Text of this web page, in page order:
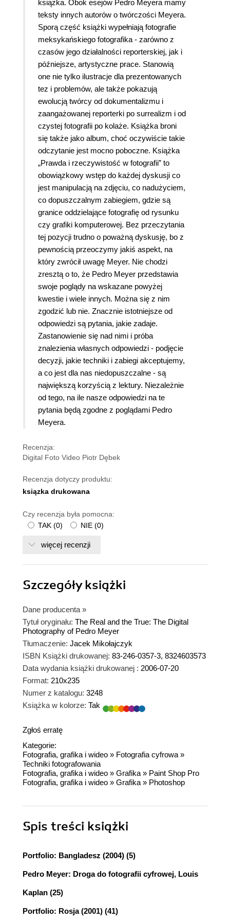
książka. Obok esejów Pedro Meyera mamy
teksty innych autorów o twórczości Meyera.
Sporą część książki wypełniają fotografie
meksykańskiego fotografika - zarówno z
czasów jego działalności reporterskiej, jak i
późniejsze, artystyczne prace. Stanowią
one nie tylko ilustracje dla prezentowanych
tez i problemów, ale także pokazują
ewolucją twórcy od dokumentalizmu i
zaangażowanej reporterki po surrealizm i od
czystej fotografii po kolaże. Książka broni
się także jako album, choć oczywiście takie
odczytanie jest mocno poboczne. Książka
„Prawda i rzeczywistość w fotografii” to
obowiązkowy wstęp do każdej dyskusji co
jest manipulacją na zdjęciu, co nadużyciem,
co dopuszczalnym zabiegiem, gdzie są
granice oddzielające fotografię od rysunku
czy grafiki komputerowej. Bez przeczytania
tej pozycji trudno o poważną dyskusję, bo z
pewnością przeoczymy jakiś aspekt, na
który zwrócił uwagę Meyer. Nie chodzi
zresztą o to, że Pedro Meyer przedstawia
swoje poglądy na wskazane powyżej
kwestie i wiele innych. Można się z nim
zgodzić lub nie. Znacznie istotniejsze od
odpowiedzi są pytania, jakie zadaje.
Zastanowienie się nad nimi i próba
znalezienia własnych odpowiedzi - podjęcie
decyzji, jakie techniki i zabiegi akceptujemy,
a co jest dla nas niedopuszczalne - są
największą korzyścią z lektury. Niezależnie
od tego, na ile nasze odpowiedzi na te
pytania będą zgodne z poglądami Pedro
Meyera.
Recenzja:
Digital Foto Video Piotr Dębek
Recenzja dotyczy produktu:
ksiązka drukowana
Czy recenzja była pomocna:
TAK (0) NIE (0)
więcej recenzji
Szczegółyksiążki
Dane producenta »
Tytuł oryginału: The Real and the True: The Digital
Photography of Pedro Meyer
Tłumaczenie: Jacek Mikołajczyk
ISBN Książki drukowanej: 83-246-0357-3, 8324603573
Data wydania książki drukowanej : 2006-07-20
Format: 210x235
Numer z katalogu: 3248
Książka w kolorze: Tak
Zgłoś erratę
Kategorie:
Fotografia, grafika i wideo » Fotografia cyfrowa »
Techniki fotografowania
Fotografia, grafika i wideo » Grafika » Paint Shop Pro
Fotografia, grafika i wideo » Grafika » Photoshop
Spis treści książki
Portfolio: Bangladesz (2004) (5)
Pedro Meyer: Droga do fotografii cyfrowej, Louis
Kaplan (25)
Portfolio: Rosja (2001) (41)